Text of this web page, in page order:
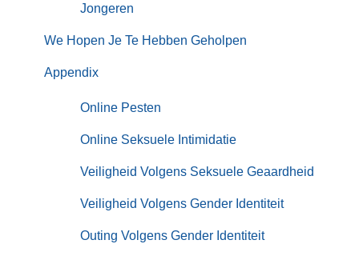
Jongeren
We Hopen Je Te Hebben Geholpen
Appendix
Online Pesten
Online Seksuele Intimidatie
Veiligheid Volgens Seksuele Geaardheid
Veiligheid Volgens Gender Identiteit
Outing Volgens Gender Identiteit